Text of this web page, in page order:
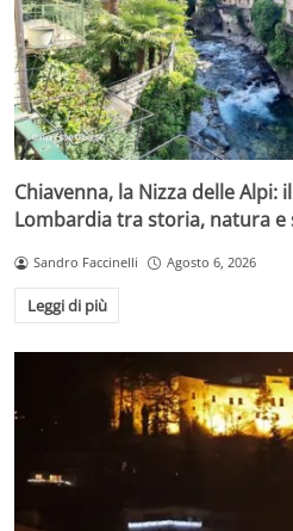
Chiavenna, la Nizza delle Alpi:
Lombardia tra storia, natura
Sandro Faccinelli Agosto 6, 2026
Leggi di più